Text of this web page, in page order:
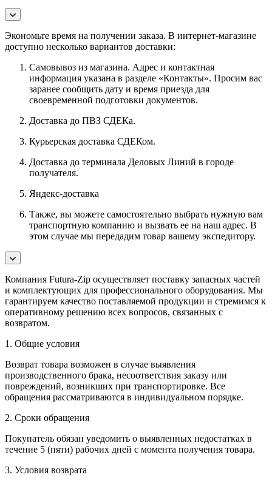
Экономьте время на получении заказа. В интернет-магазине
доступно несколько вариантов доставки:
Самовывоз из магазина. Адрес и контактная
информация указана в разделе «Контакты». Просим вас
заранее сообщить дату и время приезда для
своевременной подготовки документов.
Доставка до ПВЗ СДЕКа.
Курьерская доставка СДЕКом.
Доставка до терминала Деловых Линий в городе
получателя.
Яндекс-доставка
Также, вы можете самостоятельно выбрать нужную вам
транспортную компанию и вызвать ее на наш адрес. В
этом случае мы передадим товар вашему экспедитору.
Компания Futura-Zip осуществляет поставку запасных частей
и комплектующих для профессионального оборудования. Мы
гарантируем качество поставляемой продукции и стремимся к
оперативному решению всех вопросов, связанных с
возвратом.
1. Общие условия
Возврат товара возможен в случае выявления
производственного брака, несоответствия заказу или
повреждений, возникших при транспортировке. Все
обращения рассматриваются в индивидуальном порядке.
2. Сроки обращения
Покупатель обязан уведомить о выявленных недостатках в
течение 5 (пяти) рабочих дней с момента получения товара.
3. Условия возврата